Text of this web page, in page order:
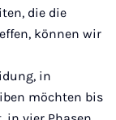
die die
können wir
in
möchten bis